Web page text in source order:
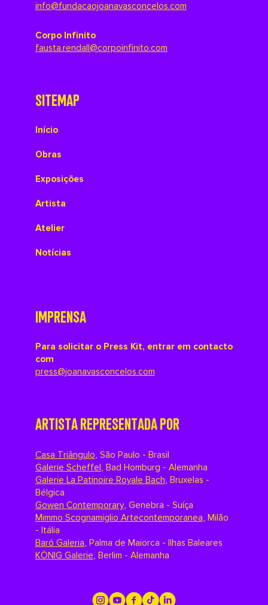
info@fundacaojoanavasconcelos.com
Corpo Infinito
fausta.rendall@corpoinfinito.com
SITEMAP
Início
Obras
Exposições
Artista
Atelier
Notícias
IMPRENSA
Para solicitar o Press Kit, entrar em contacto
com
press@joanavasconcelos.com
ARTISTA REPRESENTADA POR
Casa Triângulo, São Paulo - Brasil
Galerie Scheffel, Bad Homburg - Alemanha
Galerie La Patinoire Royale Bach, Bruxelas -
Bélgica
Gowen Contemporary, Genebra - Suíça
Mimmo Scognamiglio Artecontemporanea, Milão
- Itália
Baró Galeria, Palma de Maiorca - Ilhas Baleares
KÖNIG Galerie, Berlim - Alemanha